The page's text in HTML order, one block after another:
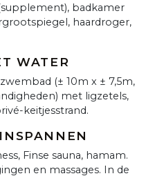
badkamer
haardroger,
WATER
(± 10m x ± 7,5m,
met ligzetels,
keitjesstrand.
Finse sauna, hamam.
en massages. In de